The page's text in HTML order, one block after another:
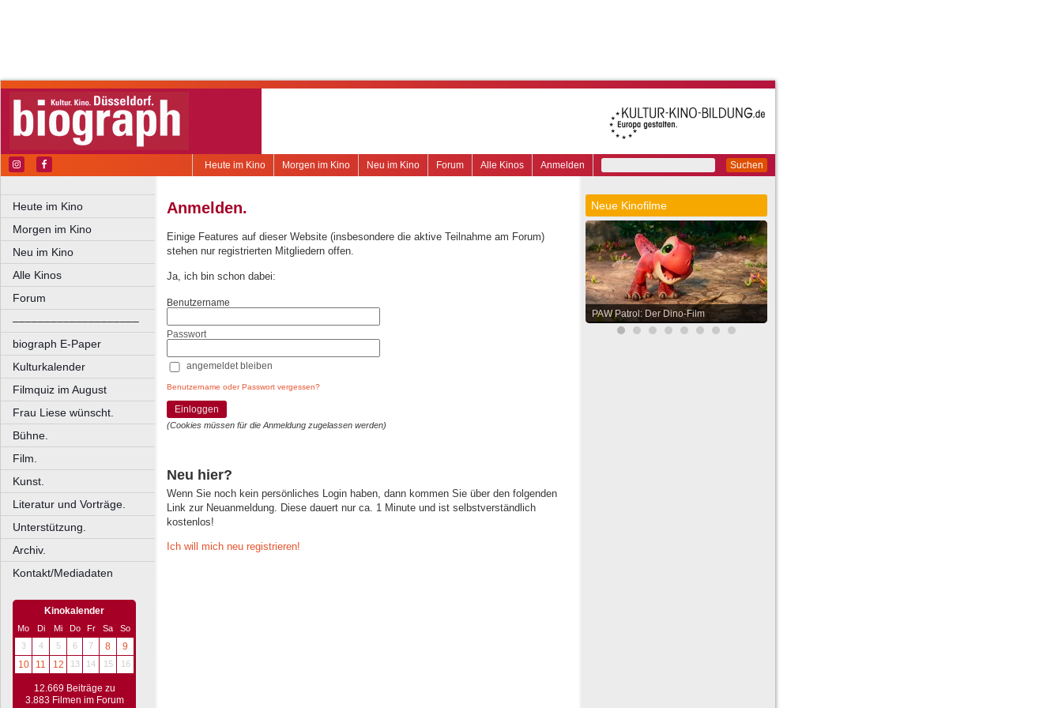
Suchen
Anmelden
Alle Kinos
Forum
Neu im Kino
Morgen im Kino
Heute im Kino
Heute im Kino
Morgen im Kino
Neu im Kino
Alle Kinos
Forum
––––––––––––––––––––
biograph E-Paper
Kulturkalender
Filmquiz im August
Frau Liese wünscht.
Bühne.
Film.
Kunst.
Literatur und Vorträge.
Unterstützung.
Archiv.
Kontakt/Mediadaten
Kinokalender
Mo Di Mi Do Fr Sa
So
3
4 5 6 7 8
9
10
11 12 13 14 15 16
12.669 Beiträge zu
3.883 Filmen im Forum
Anmelden.
Einige Features auf dieser Website (insbesondere die aktive Teilnahme am Forum)
stehen nur registrierten Mitgliedern offen.
Ja, ich bin schon dabei:
Benutzername
Passwort
angemeldet bleiben
Benutzername oder Passwort vergessen?
Einloggen
(Cookies müssen für die Anmeldung zugelassen werden)
Neu hier?
Wenn Sie noch kein persönliches Login haben, dann kommen Sie über den folgenden
Link zur Neuanmeldung. Diese dauert nur ca. 1 Minute und ist selbstverständlich
kostenlos!
Ich will mich neu registrieren!
Neue Kinofilme
PAW Patrol: Der Dino-Film